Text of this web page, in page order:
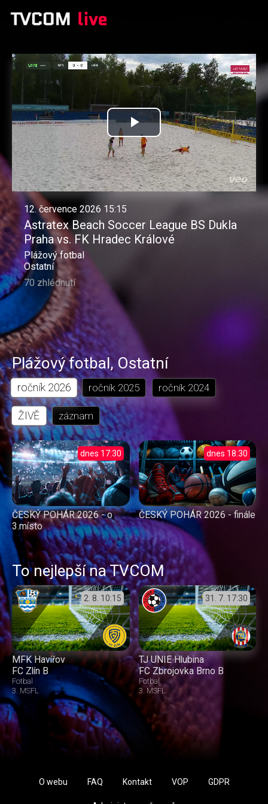
Přehrát
video
12. července 2026 15:15
Astratex Beach Soccer League BS Dukla
Praha vs. FK Hradec Králové
Plážový fotbal
Ostatní
70 zhlédnutí
Plážový fotbal, Ostatní
ročník 2026 ročník 2025 ročník 2024
ŽIVĚ záznam
dnes 17:30
ČESKÝ POHÁR 2026 - o
3.místo
dnes 18:30
ČESKÝ POHÁR 2026 - finále
To nejlepší na TVCOM
2. 8. 10:15
MFK Havířov
FC Zlín B
Fotbal
3. MSFL
31. 7. 17:30
TJ UNIE Hlubina
FC Zbrojovka Brno B
Fotbal
3. MSFL
O webu FAQ Kontakt VOP GDPR